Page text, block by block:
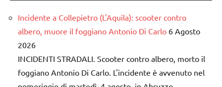
Incidente a Collepietro (L'Aquila): scooter contro
albero, muore il foggiano Antonio Di Carlo 6 Agosto
2026
INCIDENTI STRADALI. Scooter contro albero, morto il
foggiano Antonio Di Carlo. L'incidente è avvenuto nel